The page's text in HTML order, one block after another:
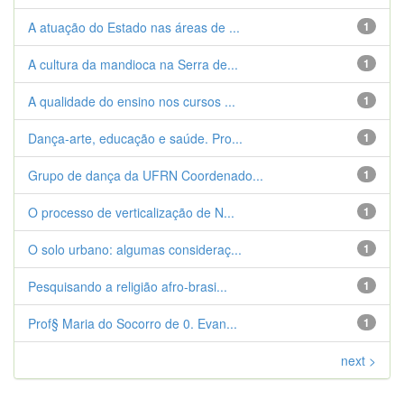
1
A atuação do Estado nas áreas de ...
1
A cultura da mandioca na Serra de...
1
A qualidade do ensino nos cursos ...
1
Dança-arte, educação e saúde. Pro...
1
Grupo de dança da UFRN Coordenado...
1
O processo de verticalização de N...
1
O solo urbano: algumas consideraç...
1
Pesquisando a religião afro-brasi...
1
Prof§ Maria do Socorro de 0. Evan...
next >